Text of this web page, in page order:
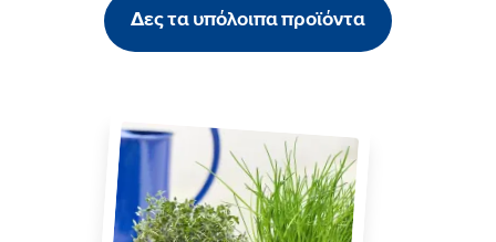
Δες τα υπόλοιπα προϊόντα